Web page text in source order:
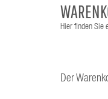
Hier finden Sie
Der